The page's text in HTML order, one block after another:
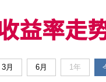
益率走
3月 6月 1年